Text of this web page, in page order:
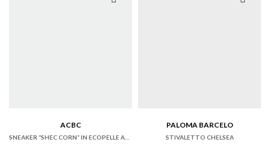
ACBC PALOMA BARCELO
STIVALETTO CHELSEA